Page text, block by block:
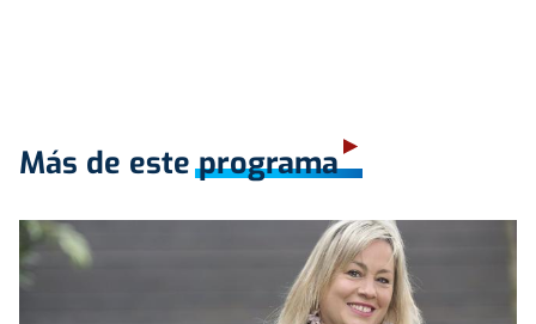
Más de este programa